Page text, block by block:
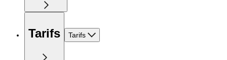
Tarifs Tarifs